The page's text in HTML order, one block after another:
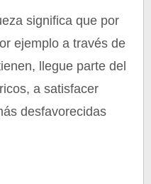
significa que por
ejemplo a través de
llegue parte del
a satisfacer
desfavorecidas